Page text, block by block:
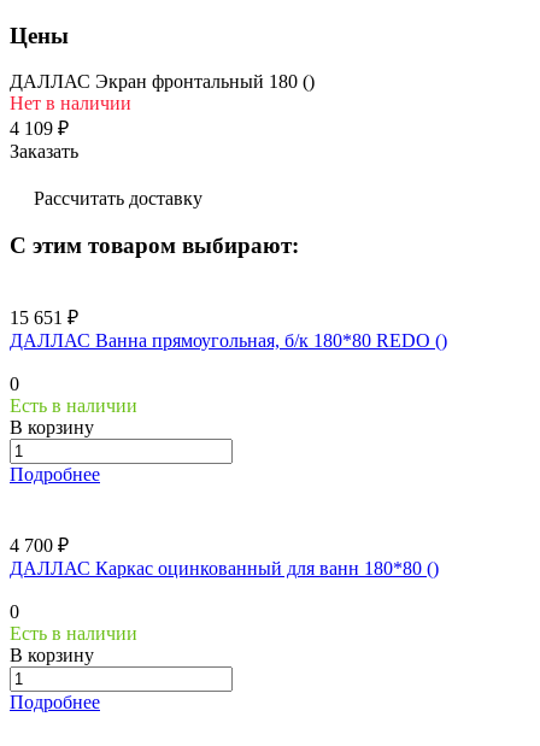
Цены
ДАЛЛАС Экран фронтальный 180 ()
Нет в наличии
4 109 ₽
Заказать
Рассчитать доставку
С этим товаром выбирают:
15 651 ₽
ДАЛЛАС Ванна прямоугольная, б/к 180*80 REDO ()
0
Есть в наличии
В корзину
Подробнее
4 700 ₽
ДАЛЛАС Каркас оцинкованный для ванн 180*80 ()
0
Есть в наличии
В корзину
Подробнее